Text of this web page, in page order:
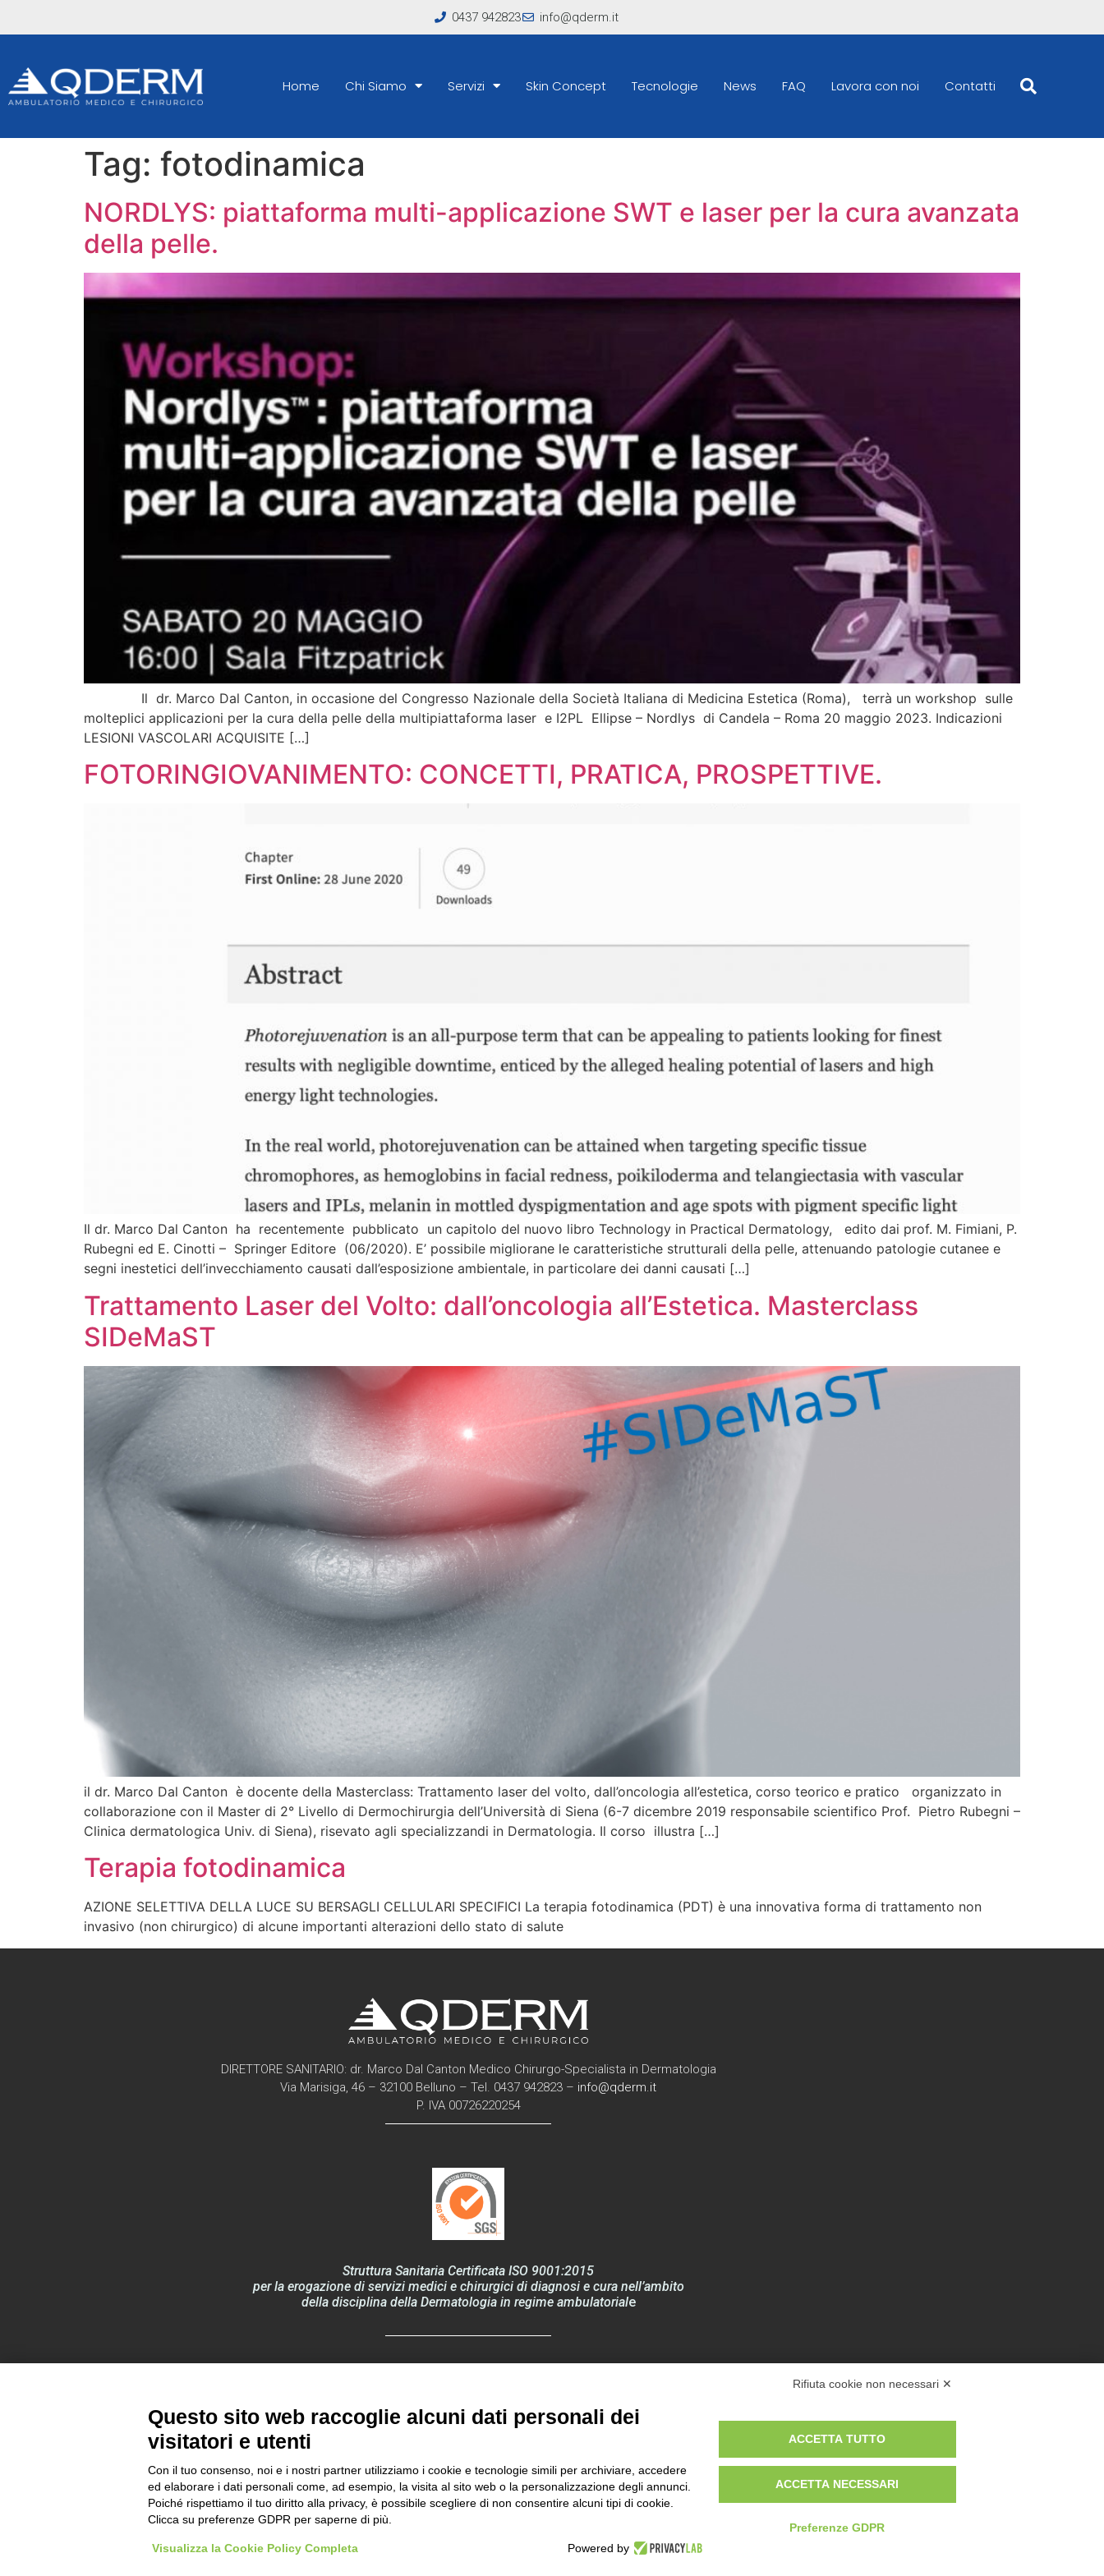
0437 942823 info@qderm.it
Home Chi Siamo Servizi Skin Concept Tecnologie News FAQ Lavora con noi Contatti
Tag: fotodinamica
NORDLYS: piattaforma multi-applicazione SWT e laser per la cura avanzata
della pelle.
Il dr. Marco Dal Canton, in occasione del Congresso Nazionale della Società Italiana di Medicina Estetica (Roma), terrà un workshop sulle
molteplici applicazioni per la cura della pelle della multipiattaforma laser e I2PL Ellipse – Nordlys di Candela – Roma 20 maggio 2023. Indicazioni
LESIONI VASCOLARI ACQUISITE […]
FOTORINGIOVANIMENTO: CONCETTI, PRATICA, PROSPETTIVE.
Il dr. Marco Dal Canton ha recentemente pubblicato un capitolo del nuovo libro Technology in Practical Dermatology, edito dai prof. M. Fimiani, P.
Rubegni ed E. Cinotti – Springer Editore (06/2020). E’ possibile migliorane le caratteristiche strutturali della pelle, attenuando patologie cutanee e
segni inestetici dell’invecchiamento causati dall’esposizione ambientale, in particolare dei danni causati […]
Trattamento Laser del Volto: dall’oncologia all’Estetica. Masterclass
SIDeMaST
il dr. Marco Dal Canton è docente della Masterclass: Trattamento laser del volto, dall’oncologia all’estetica, corso teorico e pratico organizzato in
collaborazione con il Master di 2° Livello di Dermochirurgia dell’Università di Siena (6-7 dicembre 2019 responsabile scientifico Prof. Pietro Rubegni –
Clinica dermatologica Univ. di Siena), risevato agli specializzandi in Dermatologia. Il corso illustra […]
Terapia fotodinamica
AZIONE SELETTIVA DELLA LUCE SU BERSAGLI CELLULARI SPECIFICI La terapia fotodinamica (PDT) è una innovativa forma di trattamento non
invasivo (non chirurgico) di alcune importanti alterazioni dello stato di salute
DIRETTORE SANITARIO: dr. Marco Dal Canton Medico Chirurgo-Specialista in Dermatologia
Via Marisiga, 46 – 32100 Belluno – Tel. 0437 942823 – info@qderm.it
P. IVA 00726220254
Struttura Sanitaria Certificata ISO 9001:2015
per la erogazione di servizi medici e chirurgici di diagnosi e cura nell’ambito
della disciplina della Dermatologia in regime ambulatoriale
Rev_35_19 febbraio 2026
AGGIORNA PREFERENZE PRIVACY
Rifiuta cookie non necessari ✕
Questo sito web raccoglie alcuni dati personali dei
visitatori e utenti
Con il tuo consenso, noi e i nostri partner utilizziamo i cookie e tecnologie simili per archiviare, accedere
ed elaborare i dati personali come, ad esempio, la visita al sito web o la personalizzazione degli annunci.
Poiché rispettiamo il tuo diritto alla privacy, è possibile scegliere di non consentire alcuni tipi di cookie.
Clicca su preferenze GDPR per saperne di più.
Visualizza la Cookie Policy Completa Powered by
ACCETTA TUTTO
ACCETTA NECESSARI
Preferenze GDPR